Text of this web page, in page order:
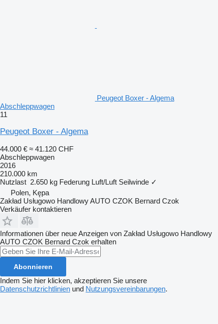
Peugeot Boxer - Algema
Abschleppwagen
11
Peugeot Boxer - Algema
44.000 € ≈ 41.120 CHF
Abschleppwagen
2016
210.000 km
Nutzlast 2.650 kg Federung Luft/Luft Seilwinde ✓
Polen, Kępa
Zakład Usługowo Handlowy AUTO CZOK Bernard Czok
Verkäufer kontaktieren
Informationen über neue Anzeigen von Zakład Usługowo Handlowy
AUTO CZOK Bernard Czok erhalten
Abonnieren
Indem Sie hier klicken, akzeptieren Sie unsere
Datenschutzrichtlinien und Nutzungsvereinbarungen.